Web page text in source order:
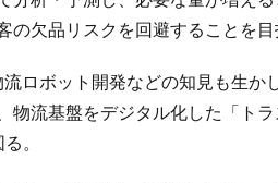
の欠品リスクを回避することを目
ロボット開発などの知見も生
物流基盤をデジタル化した「ト
。